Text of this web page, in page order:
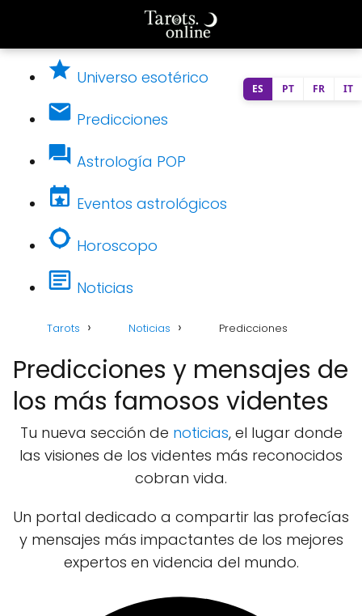
Universo esotérico
Predicciones
Astrología POP
Eventos astrológicos
Horoscopo
Noticias
Tarots Noticias Predicciones
Predicciones y mensajes de
los más famosos videntes
Tu nueva sección de noticias, el lugar donde
las visiones de los videntes más reconocidos
cobran vida.
Un portal dedicado a compartir las profecías
y mensajes más impactantes de los mejores
expertos en videncia del mundo.
ES PT FR IT